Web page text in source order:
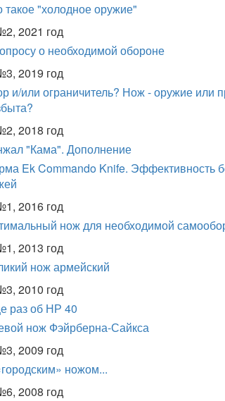
такое "холодное оружие"
2021 год
о необходимой обороне
2019 год
и/или ограничитель? Нож - оружие или
2018 год
"Кама". Дополнение
Ek Commando Knife. Эффективность
2016 год
нож для необходимой
2013 год
нож армейский
2010 год
раз об НР 40
нож Фэйрберна-Сайкса
2009 год
ножом...
2008 год